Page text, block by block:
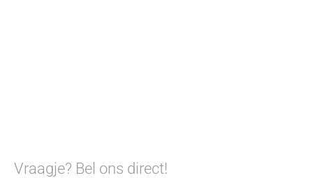
Vraagje? Bel ons direct!